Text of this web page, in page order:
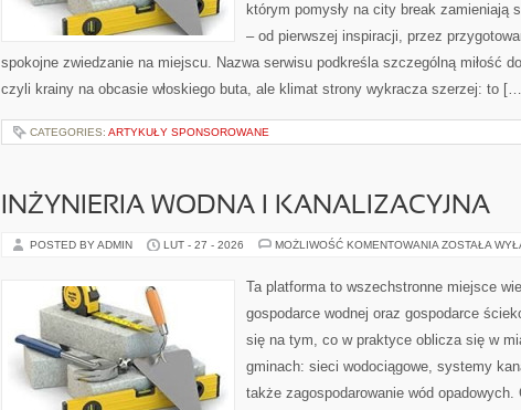
którym pomysły na city break zamieniają
– od pierwszej inspiracji, przez
spokojne zwiedzanie na miejscu. Nazwa serwisu podkreśla szczególną miłość
czyli krainy na obcasie włoskiego buta, ale klimat strony wykracza szerzej: to
CATEGORIES: ARTYKUŁY SPONSOROWANE
INŻYNIERIA WODNA I KANALIZACYJNA
POSTED BY ADMIN LUT - 27 - 2026 MOŻLIWOŚĆ KOMENTOWANIA INŻYNIERIA
ZOSTAŁA
Ta platforma to wszechstronne miejsce
gospodarce wodnej oraz gospodarce
się na tym, co w praktyce oblicza się w
gminach: sieci wodociągowe, systemy
także zagospodarowanie wód opadowych.